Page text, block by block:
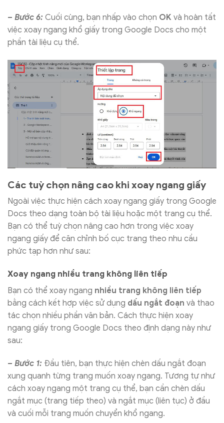
– Bước 6: Cuối cùng, bạn nhấp vào chọn OK và hoàn tất
việc xoay ngang khổ giấy trong Google Docs cho một
phần tài liệu cụ thể.
Các tuỳ chọn nâng cao khi xoay ngang giấy
Ngoài việc thực hiện cách xoay ngang giấy trong Google
Docs theo dạng toàn bộ tài liệu hoặc một trang cụ thể.
Bạn có thể tuỳ chọn nâng cao hơn trong việc xoay
ngang giấy để căn chỉnh bố cục trang theo nhu cầu
phức tạp hơn như sau:
Xoay ngang nhiều trang không liên tiếp
Bạn có thể xoay ngang nhiều trang không liên tiếp
bằng cách kết hợp việc sử dụng dấu ngắt đoạn và thao
tác chọn nhiều phần văn bản. Cách thực hiện xoay
ngang giấy trong Google Docs theo định dạng này như
sau:
– Bước 1: Đầu tiên, bạn thực hiện chèn dấu ngắt đoạn
xung quanh từng trang muốn xoay ngang. Tương tự như
cách xoay ngang một trang cụ thể, bạn cần chèn dấu
ngắt mục (trang tiếp theo) và ngắt mục (liên tục) ở đầu
và cuối mỗi trang muốn chuyển khổ ngang.